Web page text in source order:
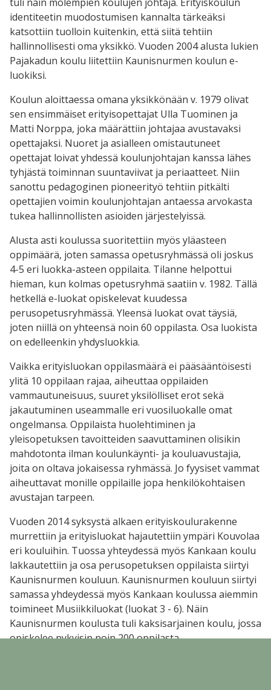
identiteetin muodostumisen kannalta tärkeäksi
katsottiin tuolloin kuitenkin, että siitä tehtiin
hallinnollisesti oma yksikkö. Vuoden 2004 alusta lukien
Pajakadun koulu liitettiin Kaunisnurmen koulun e-
luokiksi.
Koulun aloittaessa omana yksikkönään v. 1979 olivat
sen ensimmäiset erityisopettajat Ulla Tuominen ja
Matti Norppa, joka määrättiin johtajaa avustavaksi
opettajaksi. Nuoret ja asialleen omistautuneet
opettajat loivat yhdessä koulunjohtajan kanssa lähes
tyhjästä toiminnan suuntaviivat ja periaatteet. Niin
sanottu pedagoginen pioneerityö tehtiin pitkälti
opettajien voimin koulunjohtajan antaessa arvokasta
tukea hallinnollisten asioiden järjestelyissä.
Alusta asti koulussa suoritettiin myös yläasteen
oppimäärä, joten samassa opetusryhmässä oli joskus
4-5 eri luokka-asteen oppilaita. Tilanne helpottui
hieman, kun kolmas opetusryhmä saatiin v. 1982. Tällä
hetkellä e-luokat opiskelevat kuudessa
perusopetusryhmässä. Yleensä luokat ovat täysiä,
joten niillä on yhteensä noin 60 oppilasta. Osa luokista
on edelleenkin yhdysluokkia.
Vaikka erityisluokan oppilasmäärä ei pääsääntöisesti
ylitä 10 oppilaan rajaa, aiheuttaa oppilaiden
vammautuneisuus, suuret yksilölliset erot sekä
jakautuminen useammalle eri vuosiluokalle omat
ongelmansa. Oppilaista huolehtiminen ja
yleisopetuksen tavoitteiden saavuttaminen olisikin
mahdotonta ilman koulunkäynti- ja kouluavustajia,
joita on oltava jokaisessa ryhmässä. Jo fyysiset vammat
aiheuttavat monille oppilaille jopa henkilökohtaisen
avustajan tarpeen.
Vuoden 2014 syksystä alkaen erityiskoulurakenne
murrettiin ja erityisluokat hajautettiin ympäri Kouvolaa
eri kouluihin. Tuossa yhteydessä myös Kankaan koulu
lakkautettiin ja osa perusopetuksen oppilaista siirtyi
Kaunisnurmen kouluun. Kaunisnurmen kouluun siirtyi
samassa yhdeydessä myös Kankaan koulussa aiemmin
toimineet Musiikkiluokat (luokat 3 - 6). Näin
Kaunisnurmen koulusta tuli kaksisarjainen koulu, jossa
opiskelee nykyisin noin 200 oppilasta.